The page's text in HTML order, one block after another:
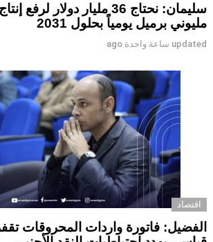
سليمان: نحتاج 36 مليار دولار
مليوني برميل يومياً بحلول 2031
updated ساعة واحدة ago
اقتصاد
الفضيل: فاتورة واردات المحروقات